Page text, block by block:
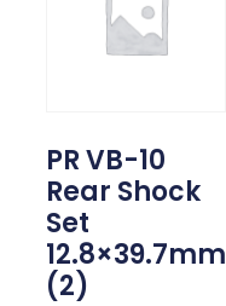
PR VB-10
Rear Shock
Set
12.8×39.7mm
(2)